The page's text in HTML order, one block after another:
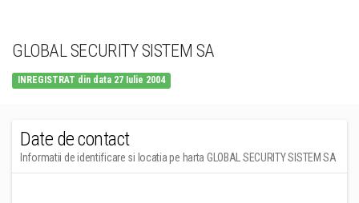
GLOBAL SECURITY SISTEM SA
INREGISTRAT din data 27 Iulie 2004
Date de contact
Informatii de identificare si locatia pe harta GLOBAL SECURITY SISTEM SA